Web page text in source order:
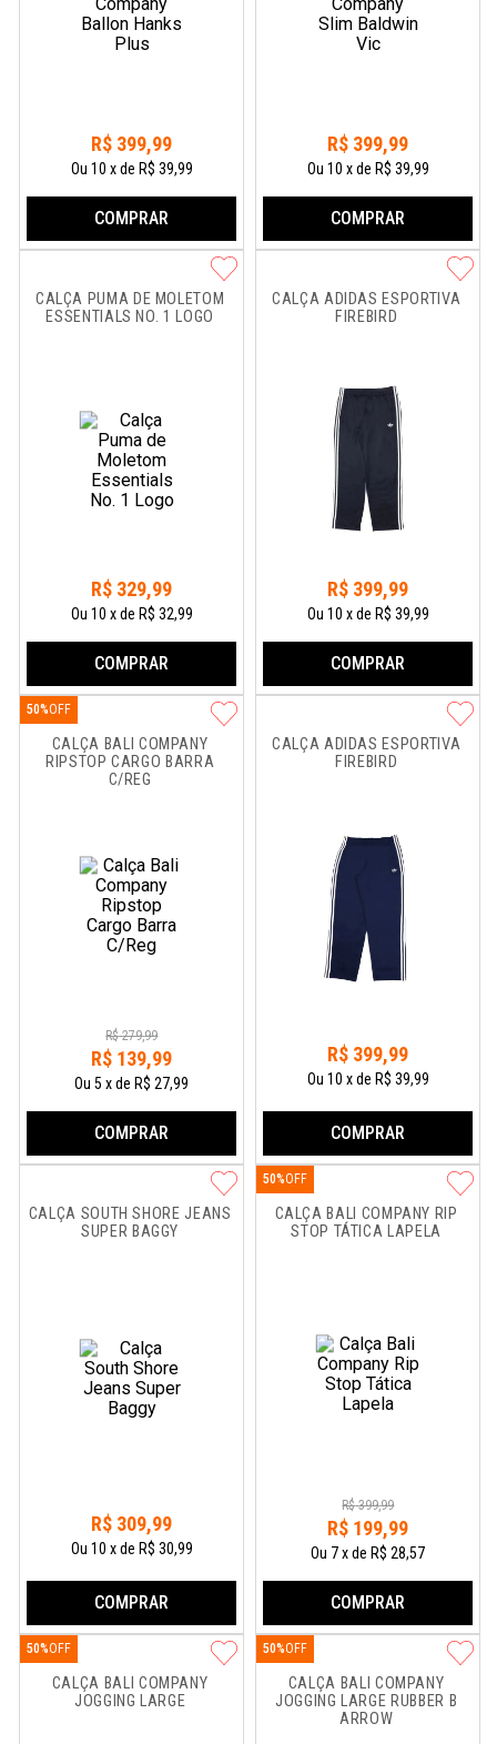
R$ 399,99
Ou 10 xde R$ 39,99
COMPRAR
R$ 399,99
Ou 10 xde R$ 39,99
COMPRAR
CALÇA PUMA DE MOLETOM
ESSENTIALS NO. 1 LOGO
R$ 329,99
Ou 10 xde R$ 32,99
COMPRAR
CALÇA ADIDAS ESPORTIVA
FIREBIRD
R$ 399,99
Ou 10 xde R$ 39,99
COMPRAR
CALÇA BALI COMPANY
RIPSTOP CARGO BARRA
C/REG
50%
R$ 279,99
R$ 139,99
Ou5 xde R$ 27,99
COMPRAR
CALÇA ADIDAS ESPORTIVA
FIREBIRD
R$ 399,99
Ou 10 xde R$ 39,99
COMPRAR
CALÇA SOUTH SHORE JEANS
SUPER BAGGY
R$ 309,99
Ou 10 xde R$ 30,99
COMPRAR
CALÇA BALI COMPANY RIP
STOP TÁTICA LAPELA
50%
R$ 399,99
R$ 199,99
Ou 7 xde R$ 28,57
COMPRAR
CALÇA BALI COMPANY
JOGGING LARGE
50%
CALÇA BALI COMPANY
JOGGING LARGE RUBBER B
ARROW
50%